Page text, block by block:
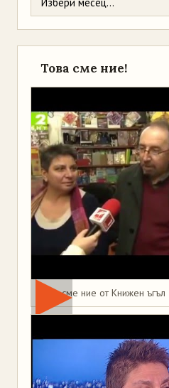
Това сме ние!
Това сме ние от Книжен ъгъл